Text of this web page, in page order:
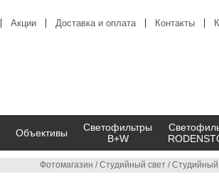
Фотомагазин /Студийный свет /Студийный
Акции Доставка и оплата Контакты
Объективы
Светофильтры
B+W